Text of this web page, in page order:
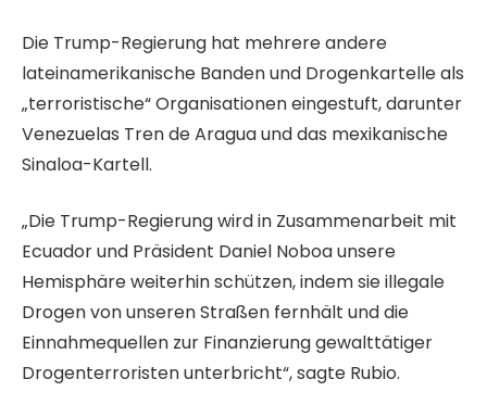
i
k
e
l
n
Die Trump-Regierung hat mehrere andere
lateinamerikanische Banden und Drogenkartelle als
„terroristische“ Organisationen eingestuft, darunter
Venezuelas Tren de Aragua und das mexikanische
Sinaloa-Kartell.
„Die Trump-Regierung wird in Zusammenarbeit mit
Ecuador und Präsident Daniel Noboa unsere
Hemisphäre weiterhin schützen, indem sie illegale
Drogen von unseren Straßen fernhält und die
Einnahmequellen zur Finanzierung gewalttätiger
Drogenterroristen unterbricht“, sagte Rubio.